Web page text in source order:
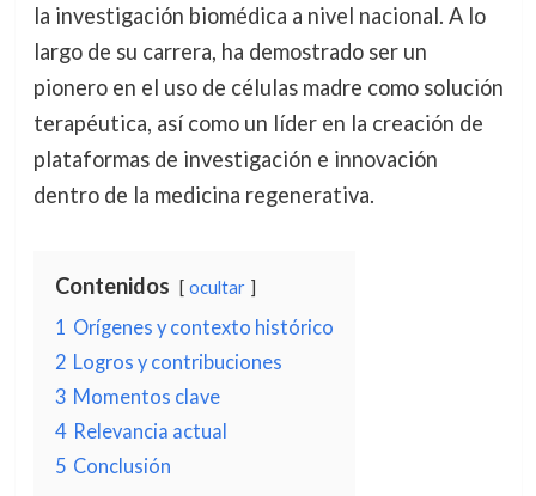
la investigación biomédica a nivel nacional. A lo
largo de su carrera, ha demostrado ser un
pionero en el uso de células madre como solución
terapéutica, así como un líder en la creación de
plataformas de investigación e innovación
dentro de la medicina regenerativa.
Contenidos ocultar
1 Orígenes y contexto histórico
2 Logros y contribuciones
3 Momentos clave
4 Relevancia actual
5 Conclusión